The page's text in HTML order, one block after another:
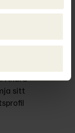
och
Andra
sitt